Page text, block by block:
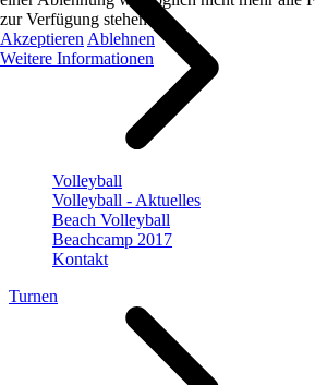
Volleyball
Volleyball - Aktuelles
Beach Volleyball
Beachcamp 2017
Kontakt
Turnen
zur Verfügung stehen.
Akzeptieren Ablehnen
Weitere Informationen